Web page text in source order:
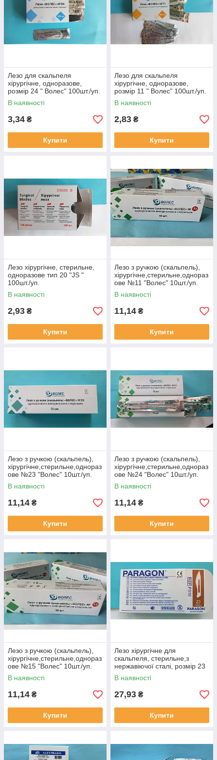
Лезо для скальпеля
хірургічне, одноразове,
розмір 24 " Волес" 100шт./уп.
В наявності
3,34 ₴
Купити
Лезо для скальпеля
хірургічне, одноразове,
розмір 11 " Волес" 100шт./уп.
В наявності
2,83 ₴
Купити
Лезо хірургічне, стерильне,
одноразове тип 20 "JS "
100шт./уп.
В наявності
2,93 ₴
Купити
Лезо з ручкою (скальпель),
хірургічне,стерильне,однораз
ове №11 "Волес" 10шт./уп.
В наявності
11,14 ₴
Купити
Лезо з ручкою (скальпель),
хірургічне,стерильне,однораз
ове №23 "Волес" 10шт./уп.
В наявності
11,14 ₴
Купити
Лезо з ручкою (скальпель),
хірургічне,стерильне,однораз
ове №24 "Волес" 10шт./уп.
В наявності
11,14 ₴
Купити
Лезо з ручкою (скальпель),
хірургічне,стерильне,однораз
ове №15 "Волес" 10шт./уп.
В наявності
11,14 ₴
Купити
Лезо хірургічне для
скальпеля, стерильне,з
нержавіючої сталі, розмір 23
"Paragon " 100шт./уп.
В наявності
27,93 ₴
Купити